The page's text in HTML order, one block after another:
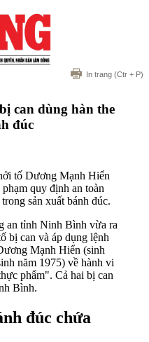
In trang (Ctr + P)
can dùng hàn the
đúc
tố Dương Mạnh Hiển
quy định an toàn
sản xuất bánh đúc.
an tỉnh Ninh Bình vừa ra
bị can và áp dụng lệnh
Mạnh Hiển (sinh
năm 1975) về hành vi
phẩm". Cả hai bị can
Bình.
đúc chứa